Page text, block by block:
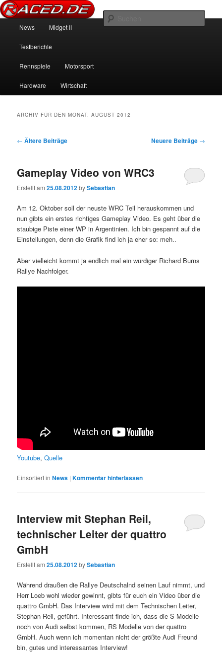
Raced.de
News über Rennspiele und der echten Autowelt
Zum Inhalt wechseln
Zum sekundären Inhalt wechseln
News Midget II
Testberichte
Rennspiele Motorsport
Hardware Wirtschaft
ARCHIV FÜR DEN MONAT:AUGUST 2012
Beitrags-Navigation
← Ältere Beiträge Neuere Beiträge →
Gameplay Video von WRC3
Erstellt am25.08.2012bySebastian
Am 12. Oktober soll der neuste WRC Teil herauskommen und
nun gibts ein erstes richtiges Gameplay Video. Es geht über die
staubige Piste einer WP in Argentinien. Ich bin gespannt auf die
Einstellungen, denn die Grafik find ich ja eher so: meh..
Aber vielleicht kommt ja endlich mal ein würdiger Richard Burns
Rallye Nachfolger.
Youtube,Quelle
Einsortiert in News |Kommentar hinterlassen
Interview mit Stephan Reil,
technischer Leiter der quattro
GmbH
Erstellt am25.08.2012bySebastian
Während draußen die Rallye Deutschalnd seinen Lauf nimmt, und
Herr Loeb wohl wieder gewinnt, gibts für euch ein Video über die
quattro GmbH. Das Interview wird mit dem Technischen Leiter,
Stephan Reil, geführt. Interessant finde ich, dass die S Modelle
noch von Audi selbst kommen, RS Modelle von der quattro
GmbH. Auch wenn ich momentan nicht der größte Audi Freund
bin, gutes und interessantes Interview!